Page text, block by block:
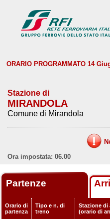
ORARIO PROGRAMMATO 14
Stazione di
MIRANDOLA
Comune di Mirandola
Ora impostata: 06.00
Partenze
Orario di
partenza
Tipo e n. di
treno
Stazione di
(orario di